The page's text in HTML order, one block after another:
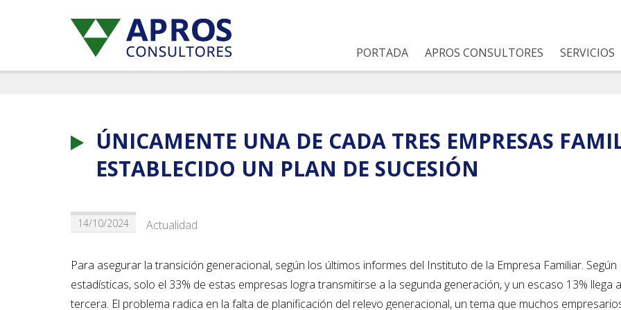
PORTADA APROS CONSULTORES SERVICIOS
ÚNICAMENTE UNA DE CADA TRES EMPRESAS
ESTABLECIDO UN PLAN DE SUCESIÓN
14/10/2024 Actualidad
Para asegurar la transición generacional, según los últimos informes del Instituto de la Empresa Familiar. Según
estadísticas, solo el 33% de estas empresas logra transmitirse a la segunda generación, y un escaso 13% llega
tercera. El problema radica en la falta de planificación del relevo generacional, un tema que muchos